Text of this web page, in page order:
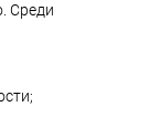
Среди